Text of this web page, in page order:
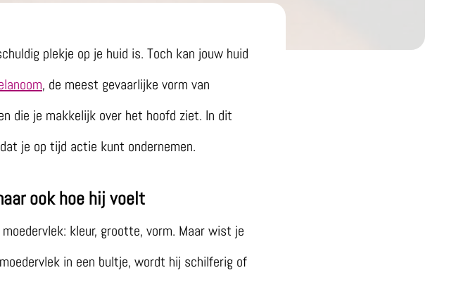
plekje op je huid is. Toch kan jouw huid
, de meest gevaarlijke vorm van
die je makkelijk over het hoofd ziet. In dit
je op tijd actie kunt ondernemen.
ook hoe hij voelt
kleur, grootte, vorm. Maar wist je
in een bultje, wordt hij schilferig of